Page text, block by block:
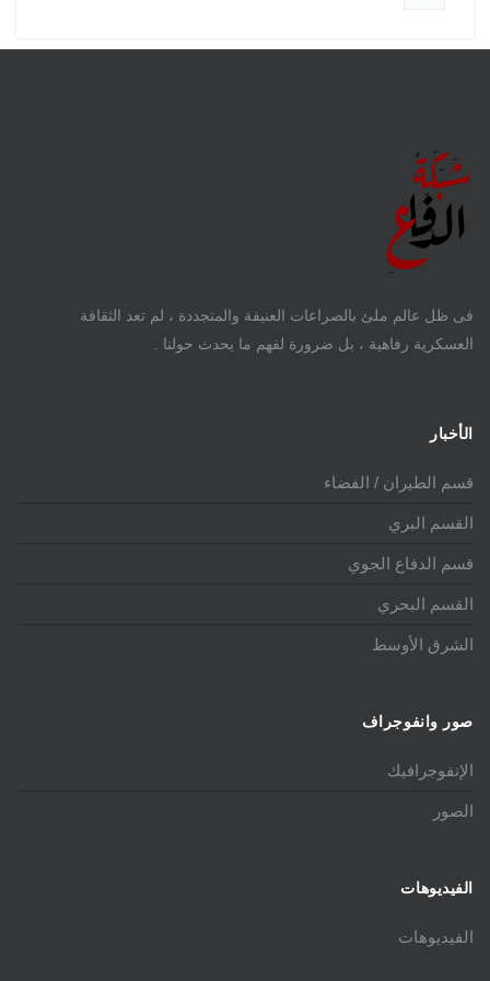
فى ظل عالم ملئ بالصراعات العنيفة والمتجددة ، لم تعد الثقافة
العسكرية رفاهية ، بل ضرورة لفهم ما يحدث حولنا .
الأخبار
قسم الطيران / الفضاء
القسم البري
قسم الدفاع الجوي
القسم البحري
الشرق الأوسط
صور وانفوجراف
الإنفوجرافيك
الصور
الفيديوهات
الفيديوهات